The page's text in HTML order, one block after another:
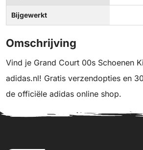
Bijgewerkt
Omschrijving
Vind je Grand Court 00s Schoenen
adidas.nl! Gratis verzendopties en
de officiële adidas online shop.